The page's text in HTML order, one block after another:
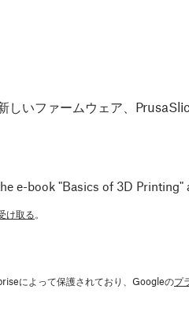
しいファームウェア、
e-book "Basics of 3D Printing"
け取る。
によって保護されており、Googleのプ